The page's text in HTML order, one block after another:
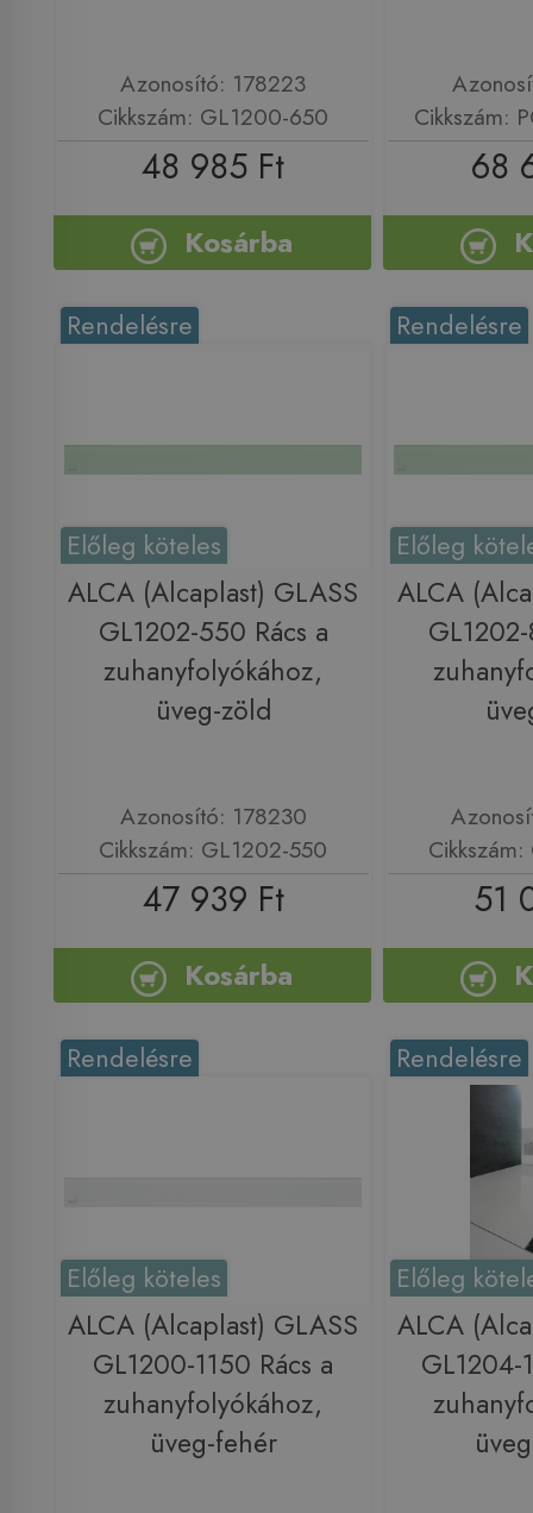
Azonosító: 178223
Cikkszám: GL1200-650
48 985 Ft
Kosárba
Cikkszám:
68
Rendelésre
Előleg köteles
ALCA (Alcaplast) GLASS
GL1202-550 Rács a
zuhanyfolyókához,
üveg-zöld
Azonosító: 178230
Cikkszám: GL1202-550
47 939 Ft
Kosárba
Rendelésre
Előleg
ALCA
51
Rendelésre
Előleg köteles
ALCA (Alcaplast) GLASS
GL1200-1150 Rács a
zuhanyfolyókához,
üveg-fehér
Rendelésre
Előleg
ALCA
GL1204-